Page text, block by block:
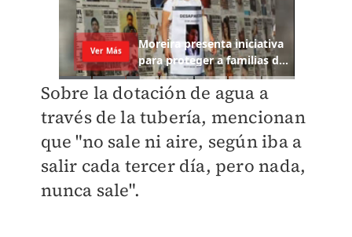
Sobre la dotación de agua a
través de la tubería, mencionan
que "no sale ni aire, según iba a
salir cada tercer día, pero nada,
nunca sale".